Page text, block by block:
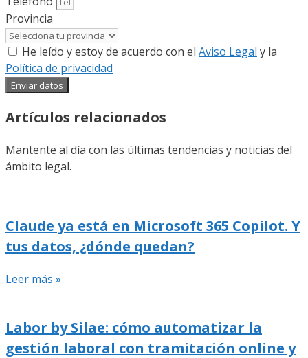
Provincia
He leído y estoy de acuerdo con el Aviso Legal y la
Política de privacidad
Enviar datos
Artículos relacionados
Mantente al día con las últimas tendencias y noticias del
ámbito legal.
Claude ya está en Microsoft 365 Copilot. Y
tus datos, ¿dónde quedan?
Leer más »
Labor by Silae: cómo automatizar la
gestión laboral con tramitación online y